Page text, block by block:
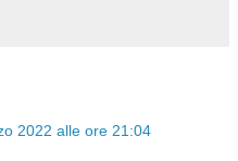
2022 alle ore 21:04